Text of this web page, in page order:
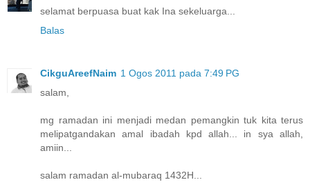
selamat berpuasa buat kak Ina sekeluarga...
Balas
CikguAreefNaim 1 Ogos 2011 pada 7:49 PG
salam,
mg ramadan ini menjadi medan pemangkin tuk kita terus
melipatgandakan amal ibadah kpd allah... in sya allah,
amiin...
salam ramadan al-mubaraq 1432H...